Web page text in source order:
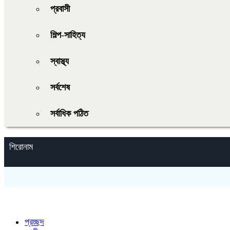
প্রবাসী
শিল্প-সাহিত্য
স্বাস্থ্য
সর্বশেষ
সর্বাধিক পঠিত
শিরোনাম
প্রচ্ছদ